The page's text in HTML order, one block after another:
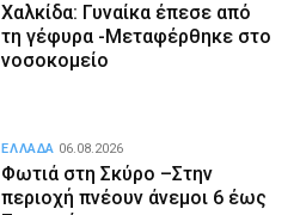
Χαλκίδα: Γυναίκα έπεσε από
τη γέφυρα -Μεταφέρθηκε στο
νοσοκομείο
Φωτιά στη Σκύρο –Στην
περιοχή πνέουν άνεμοι 6 έως
ΕΛΛΑΔΑ 06.08.2026